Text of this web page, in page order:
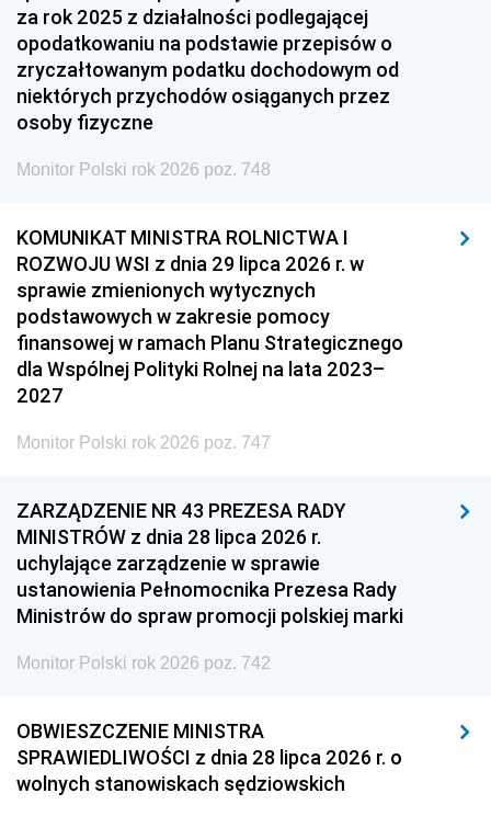
za rok 2025 z działalności podlegającej
opodatkowaniu na podstawie przepisów o
zryczałtowanym podatku dochodowym od
niektórych przychodów osiąganych przez
osoby fizyczne
Monitor Polski rok 2026 poz. 748
KOMUNIKAT MINISTRA ROLNICTWA I
ROZWOJU WSI z dnia 29 lipca 2026 r. w
sprawie zmienionych wytycznych
podstawowych w zakresie pomocy
finansowej w ramach Planu Strategicznego
dla Wspólnej Polityki Rolnej na lata 2023–
2027
Monitor Polski rok 2026 poz. 747
ZARZĄDZENIE NR 43 PREZESA RADY
MINISTRÓW z dnia 28 lipca 2026 r.
uchylające zarządzenie w sprawie
ustanowienia Pełnomocnika Prezesa Rady
Ministrów do spraw promocji polskiej marki
Monitor Polski rok 2026 poz. 742
OBWIESZCZENIE MINISTRA
SPRAWIEDLIWOŚCI z dnia 28 lipca 2026 r. o
wolnych stanowiskach sędziowskich